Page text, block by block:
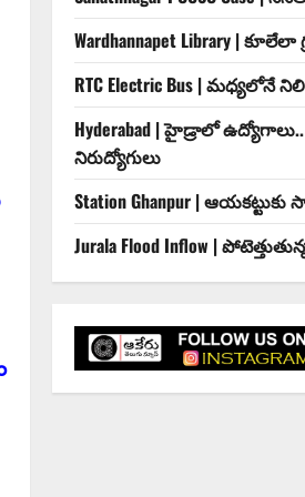
Wardhannapet Library |
RTC Electric Bus | మధ్యలోనే
Hyderabad | హైడ్రాలో
నిరుద్యోగులు
Station Ghanpur | ఆయకట్టుకు
Jurala Flood Inflow |